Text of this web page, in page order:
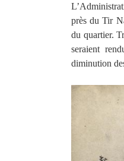
près du Tir
du quartier.
seraient
diminution